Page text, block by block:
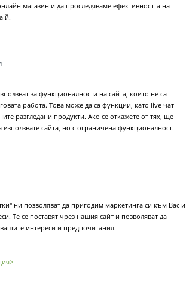
магазин и да проследяваме ефективността на
й.
за функционалности на сайта, които не са
работа. Това може да са функции, като live чат
разгледани продукти. Ако се откажете от тях, ще
сайта, но с ограничена функционалност.
ни позволяват да пригодим маркетинга си към Вас и
Те се поставят чрез нашия сайт и позволяват да
интереси и предпочитания.